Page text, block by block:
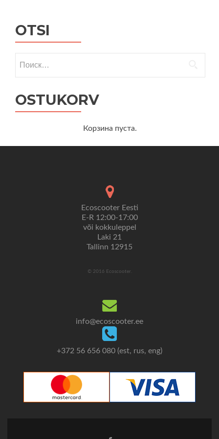
OTSI
OSTUKORV
Корзина пуста.
Ecoscooter Eesti
E-R 12:00-17:00
või kokkuleppel
Laki 21
Tallinn 12915
© 2016 Ecoscooter.
info@ecoscooter.ee
+372 56 656 080 (est, rus, eng)